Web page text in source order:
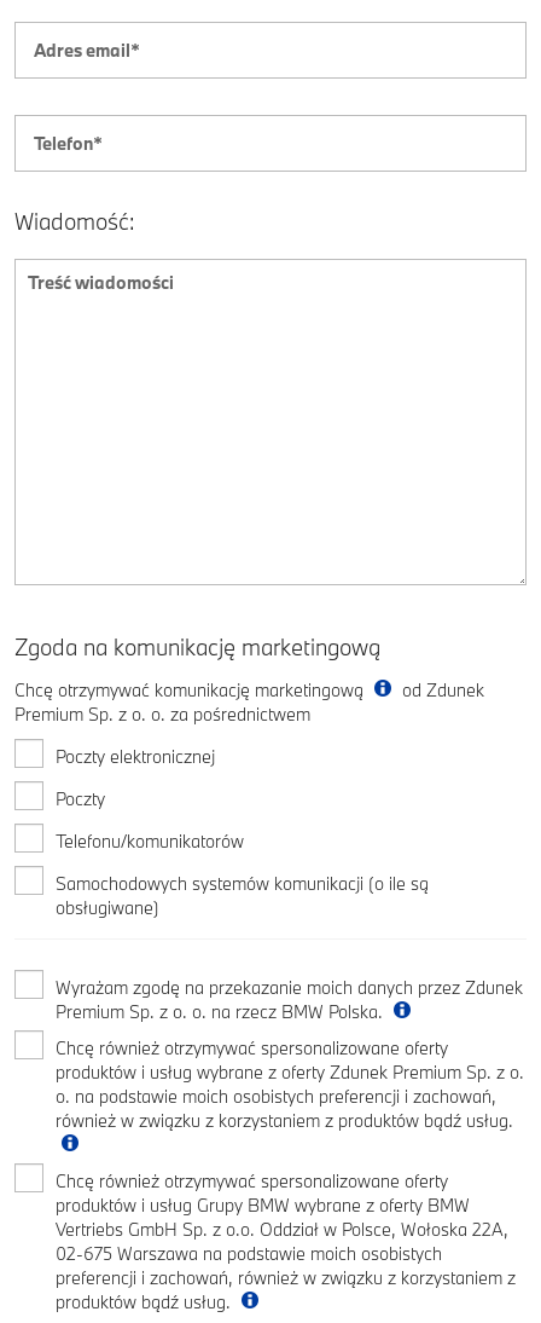
Wiadomość:
Zgoda na komunikację marketingową
Chcę otrzymywać komunikację marketingową
od Zdunek
Premium Sp. z o. o. za pośrednictwem
Poczty elektronicznej
Poczty
Telefonu/komunikatorów
Samochodowych systemów komunikacji (o ile są
obsługiwane)
Wyrażam zgodę na przekazanie moich danych przez Zdunek
Premium Sp. z o. o. na rzecz BMW Polska.
Chcę również otrzymywać spersonalizowane oferty
produktów i usług wybrane z oferty Zdunek Premium Sp. z o.
o. na podstawie moich osobistych preferencji i zachowań,
również w związku z korzystaniem z produktów bądź usług.
Chcę również otrzymywać spersonalizowane oferty
produktów i usług Grupy BMW wybrane z oferty BMW
Vertriebs GmbH Sp. z o.o. Oddział w Polsce, Wołoska 22A,
02-675 Warszawa na podstawie moich osobistych
preferencji i zachowań, również w związku z korzystaniem z
produktów bądź usług.